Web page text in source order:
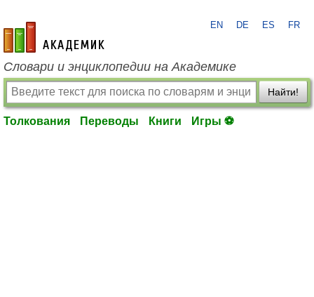
academic.ru
EN DE ES FR
Словари и энциклопедии на Академике
Найти!
Толкования Переводы Книги Игры ⚽